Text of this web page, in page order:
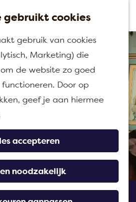
gebruikt cookies
gebruik van cookies
Marketing) die
de website zo goed
Door op
geef je aan hiermee
accepteren
noodzakelijk